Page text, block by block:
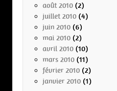
août 2010 (2)
juillet 2010 (4)
juin 2010 (6)
mai 2010 (2)
avril 2010 (10)
mars 2010 (11)
février 2010 (2)
janvier 2010 (1)